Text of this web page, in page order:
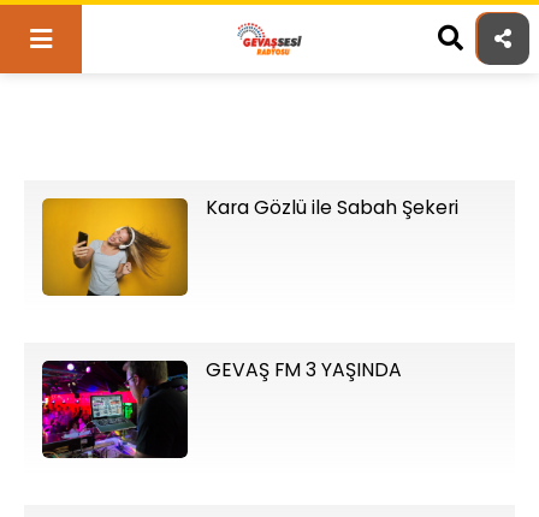
Skip
content
Kara Gözlü ile Sabah Şekeri
GEVAŞ FM 3 YAŞINDA